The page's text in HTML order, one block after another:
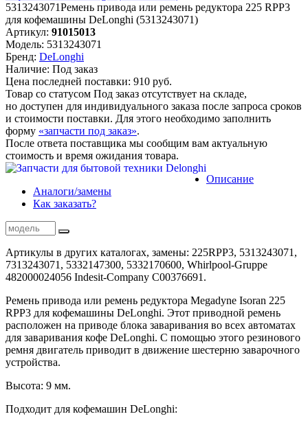
5313243071Ремень привода или ремень редуктора 225 RPP3
для кофемашины DeLonghi (5313243071)
Артикул: 91015013
Модель: 5313243071
Бренд: DeLonghi
Наличие: Под заказ
Цена последней поставки: 910 руб.
Товар со статусом Под заказ отсутствует на складе,
но доступен для индивидуального заказа после запроса сроков
и стоимости поставки. Для этого необходимо заполнить
форму «запчасти под заказ».
После ответа поставщика мы сообщим вам актуальную
стоимость и время ожидания товара.
Описание
Аналоги/замены
Как заказать?
Артикулы в других каталогах, замены: 225RPP3, 5313243071,
7313243071, 5332147300, 5332170600, Whirlpool-Gruppe
482000024056 Indesit-Company C00376691.
Ремень привода или ремень редуктора Megadyne Isoran 225
RPP3 для кофемашины DeLonghi. Этот приводной ремень
расположен на приводе блока заваривания во всех автоматах
для заваривания кофе DeLonghi. С помощью этого резинового
ремня двигатель приводит в движение шестерню заварочного
устройства.
Высота: 9 мм.
Подходит для кофемашин DeLonghi: